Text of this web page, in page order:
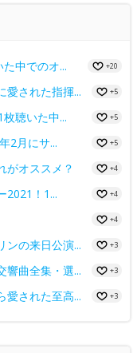
中でのオ... +20
愛された指揮... +5
聴いた中... +5
2月にサ... +5
がオススメ？ +4
2021！1... +4
+4
ンの来日公演... +3
響曲全集・選... +3
愛された至高... +3